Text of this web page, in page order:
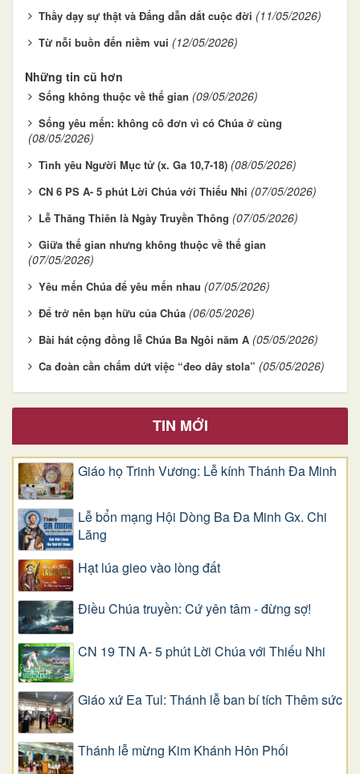
Thầy dạy sự thật và Đấng dẫn dắt cuộc đời (11/05/2026)
Từ nỗi buồn đến niềm vui (12/05/2026)
Những tin cũ hơn
Sống không thuộc về thế gian (09/05/2026)
Sống yêu mến: không cô đơn vì có Chúa ở cùng
(08/05/2026)
Tình yêu Người Mục tử (x. Ga 10,7-18) (08/05/2026)
CN 6 PS A- 5 phút Lời Chúa với Thiếu Nhi (07/05/2026)
Lễ Thăng Thiên là Ngày Truyền Thông (07/05/2026)
Giữa thế gian nhưng không thuộc về thế gian
(07/05/2026)
Yêu mến Chúa để yêu mến nhau (07/05/2026)
Để trở nên bạn hữu của Chúa (06/05/2026)
Bài hát cộng đồng lễ Chúa Ba Ngôi năm A (05/05/2026)
Ca đoàn cần chấm dứt việc “đeo dây stola” (05/05/2026)
TIN MỚI
Giáo họ Trinh Vương: Lễ kính Thánh Đa Minh
Lễ bổn mạng Hội Dòng Ba Đa Minh Gx. Chi
Lăng
Hạt lúa gieo vào lòng đất
Điều Chúa truyền: Cứ yên tâm - đừng sợ!
CN 19 TN A- 5 phút Lời Chúa với Thiếu Nhi
Giáo xứ Ea Tul: Thánh lễ ban bí tích Thêm sức
Thánh lễ mừng Kim Khánh Hôn Phối